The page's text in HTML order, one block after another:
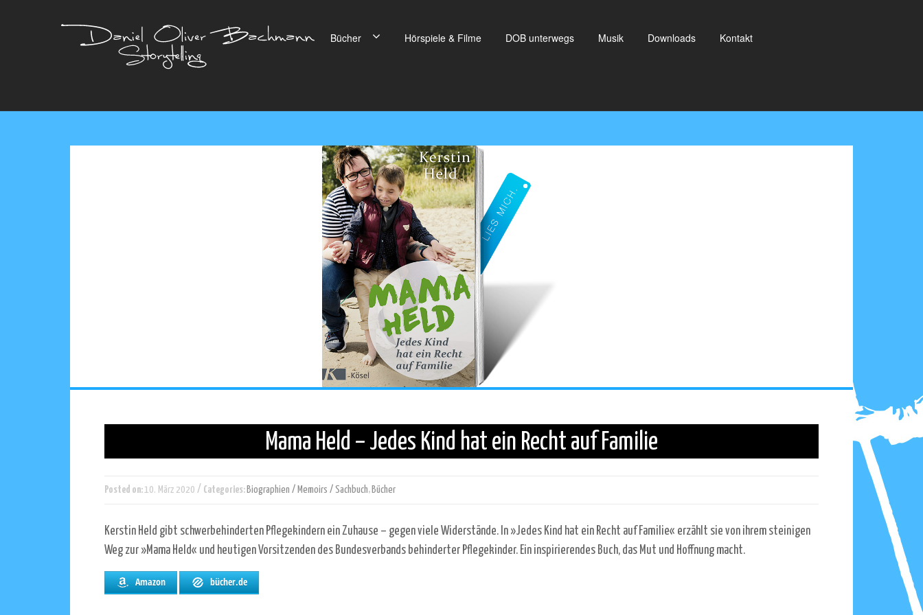
Bücher Hörspiele & Filme DOB unterwegs Musik Downloads Kontakt
Mama Held – Jedes Kind hat ein Recht auf Familie
Posted on:10. März 2020 / Categories: Biographien / Memoirs / Sachbuch, Bücher
Kerstin Held gibt schwerbehinderten Pflegekindern ein Zuhause – gegen viele Widerstände. In »Jedes Kind hat ein Recht auf Familie« erzählt sie von ihrem steinigen
Weg zur »Mama Held« und heutigen Vorsitzenden des Bundesverbands behinderter Pflegekinder. Ein inspirierendes Buch, das Mut und Hoffnung macht.
Amazon bücher.de